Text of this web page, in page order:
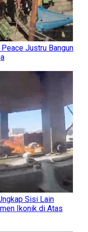
Justru Bangun
Sisi Lain
Ikonik di Atas